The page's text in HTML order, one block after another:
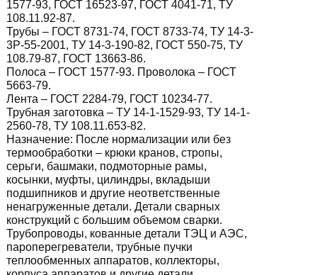
1577-93, ГОСТ 16523-97, ГОСТ 4041-71, ТУ
108.11.92-87.
Трубы – ГОСТ 8731-74, ГОСТ 8733-74, ТУ 14-3-
3Р-55-2001, ТУ 14-3-190-82, ГОСТ 550-75, ТУ
108.79-87, ГОСТ 13663-86.
Полоса – ГОСТ 1577-93. Проволока – ГОСТ
5663-79.
Лента – ГОСТ 2284-79, ГОСТ 10234-77.
Трубная заготовка – ТУ 14-1-1529-93, ТУ 14-1-
2560-78, ТУ 108.11.653-82.
Назначение: После нормализации или без
термообработки – крюки кранов, стропы,
серьги, башмаки, подмоторные рамы,
косынки, муфты, цилиндры, вкладыши
подшипников и другие неответственные
ненагруженные детали. Детали сварных
конструкций с большим объемом сварки.
Трубопроводы, кованные детали ТЭЦ и АЭС,
пароперегреватели, трубные пучки
теплообменных аппаратов, коллекторы,